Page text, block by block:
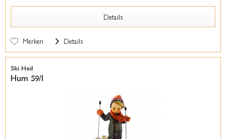
Details
Merken Details
Ski Heil
Hum 59/I